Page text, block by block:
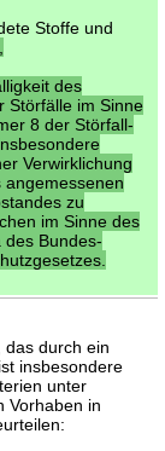
Stoffe und
des
Störfälle im Sinne
8 der Störfall-
Verwirklichung
angemessenen
zu
im Sinne des
des Bundes-
das durch ein
insbesondere
unter
Vorhaben in